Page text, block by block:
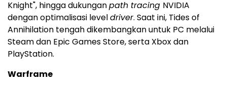
Knight", hingga dukunganpath tracing NVIDIA
dengan optimalisasi leveldriver. Saat ini, Tides of
Annihilation tengah dikembangkan untuk PC melalui
Steam dan Epic Games Store, serta Xbox dan
PlayStation.
Warframe